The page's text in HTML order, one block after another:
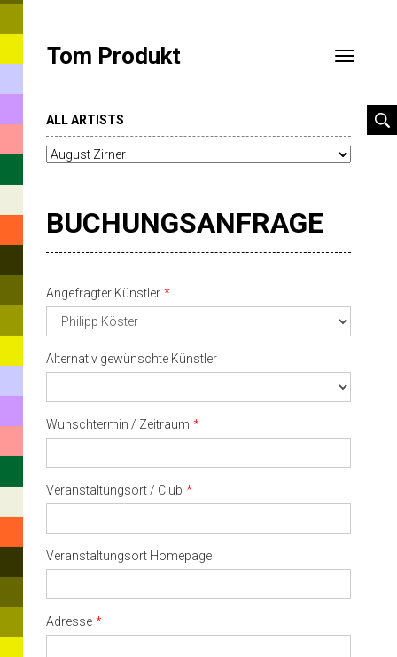
Tom Produkt
Toggle
ALL ARTISTS
BUCHUNGSANFRAGE
Angefragter Künstler
Alternativ gewünschte Künstler
Wunschtermin / Zeitraum
Veranstaltungsort / Club
Veranstaltungsort Homepage
Adresse